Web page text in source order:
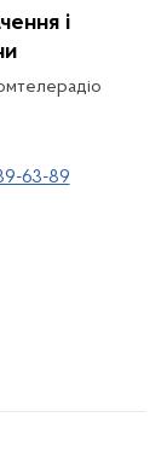
і
63-89